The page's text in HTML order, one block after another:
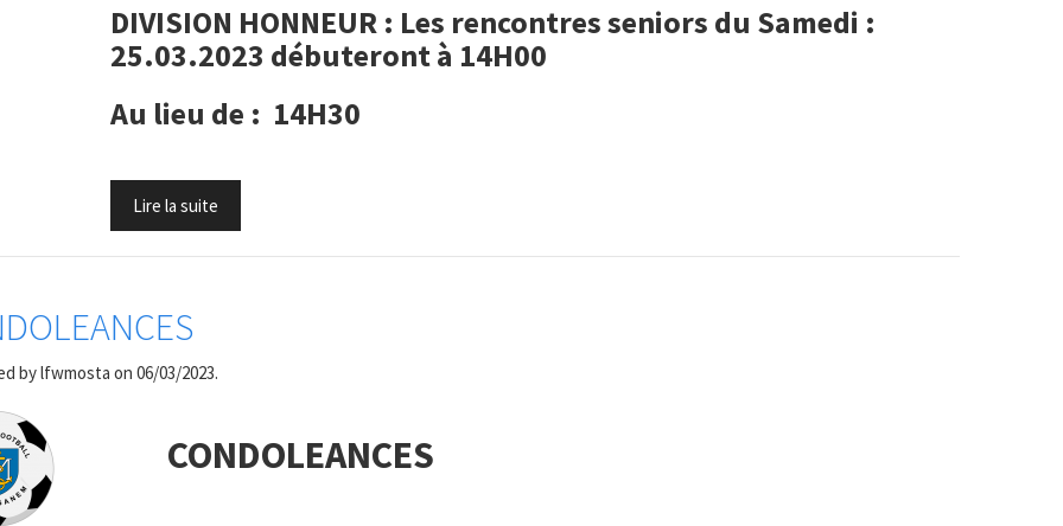
DIVISION HONNEUR : Les rencontres seniors du Samedi :
25.03.2023 débuteront à 14H00
Au lieu de : 14H30
Lire la suite
bylfwmosta on 06/03/2023.
CONDOLEANCES